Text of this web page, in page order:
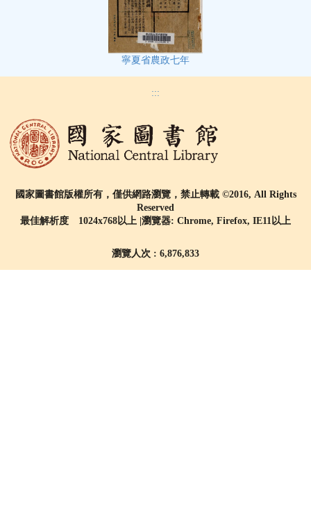
寧夏省農政七年
:::
國家圖書館版權所有，僅供網路瀏覽，禁止轉載 ©2016, All Rights
Reserved
最佳解析度 1024x768以上 |瀏覽器: Chrome, Firefox, IE11以上
瀏覽人次 : 6,876,833